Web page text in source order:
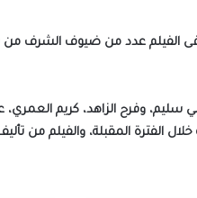
فى الفيلم عدد من ضيوف الشرف من
وفرح الزاهد، كريم العمري،
الفترة المقبلة، والفيلم من